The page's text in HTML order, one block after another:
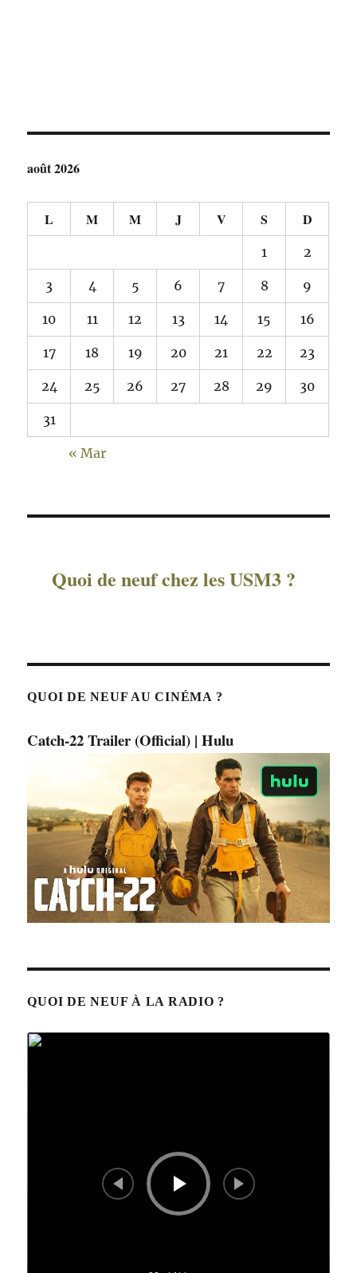
août 2026
L M M J V S D
1 2
3 4 5 6 7 8 9
10 11 12 13 14 15 16
17 18 19 20 21 22 23
24 25 26 27 28 29 30
31
« Mar
Quoi de neuf chez les USM3 ?
QUOI DE NEUF AU CINÉMA ?
Catch-22 Trailer (Official) | Hulu
QUOI DE NEUF À LA RADIO ?
Lecteur
audio